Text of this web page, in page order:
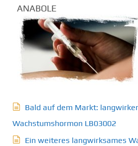
ANABOLE
Bald auf dem Markt:
Wachstumshormon LB03002
Ein weiteres langwirksames